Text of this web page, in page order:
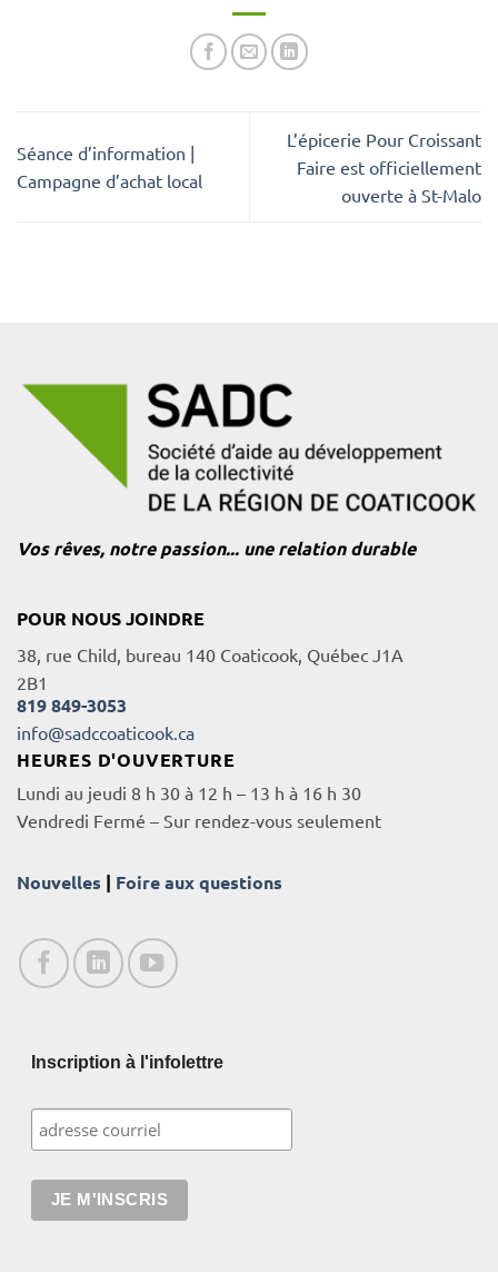
Séance d’information |
Campagne d’achat local
L’épicerie Pour Croissant
Faire est officiellement
ouverte à St-Malo
Vos rêves, notre passion... une relation durable
POUR NOUS JOINDRE
38, rue Child, bureau 140 Coaticook, Québec J1A
2B1
819 849-3053
info@sadccoaticook.ca
HEURES D'OUVERTURE
Lundi au jeudi 8 h 30 à 12 h – 13 h à 16 h 30
Vendredi Fermé – Sur rendez-vous seulement
Nouvelles | Foire aux questions
Inscription à l'infolettre